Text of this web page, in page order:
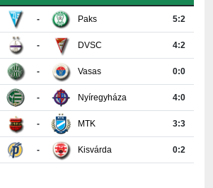
- Paks 5:2
- DVSC 4:2
- Vasas 0:0
- Nyíregyháza 4:0
- MTK 3:3
- Kisvárda 0:2